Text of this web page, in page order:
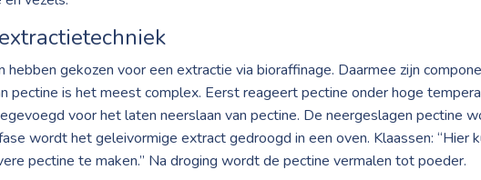
hebben gekozen voor een extractie via bioraffinage. Daarmee zijn
pectine is het meest complex. Eerst reageert pectine onder hoge
voor het laten neerslaan van pectine. De neergeslagen pectine
wordt het geleivormige extract gedroogd in een oven. Klaassen: “Hier
pectine te maken.” Na droging wordt de pectine vermalen tot poeder.